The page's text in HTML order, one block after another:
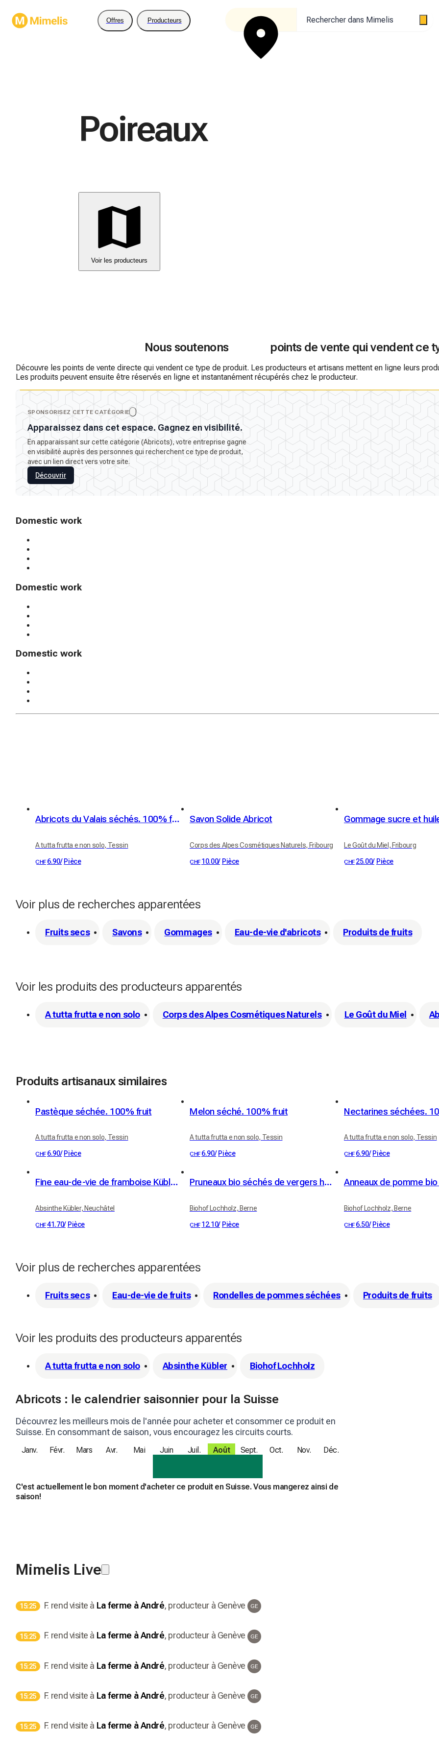
Offres Producteurs Rechercher dans Mimelis
Poireaux
Voir les producteurs
Nous soutenons points de vente qui vendent ce
Découvre les points de vente directe qui vendent ce type de produit. Les producteurs et artisans mettent en ligne leurs
Les produits peuvent ensuite être réservés en ligne et instantanément récupérés chez le producteur.
SPONSORISEZ CETTE CATÉGORIE
Apparaissez dans cet espace. Gagnez en visibilité.
En apparaissant sur cette catégorie (Abricots), votre entreprise gagne
en visibilité auprès des personnes qui recherchent ce type de produit,
avec un lien direct vers votre site.
Découvrir
Domestic work
Domestic work
Domestic work
Abricots du Valais séchés. 100% fruit
A tutta frutta e non solo, Tessin
CHF 6.90/ Pièce
Savon Solide Abricot
Corps des Alpes Cosmétiques Naturels, Fribourg
CHF 10.00/ Pièce
Le Goût du Miel, Fribourg
CHF 25.00/ Pièce
Voir plus de recherches apparentées
Fruits secs Savons Gommages Eau-de-vie d'abricots Produits de fruits
Voir les produits des producteurs apparentés
A tutta frutta e non solo Corps des Alpes Cosmétiques Naturels Le Goût du Miel
Produits artisanaux similaires
Pastèque séchée. 100% fruit
A tutta frutta e non solo, Tessin
CHF 6.90/ Pièce
Melon séché. 100% fruit
A tutta frutta e non solo, Tessin
CHF 6.90/ Pièce
Nectarines séchées.
A tutta frutta e non solo, Tessin
CHF 6.90/ Pièce
Fine eau-de-vie de framboise Kübler 41% vol. 50cl
Absinthe Kübler, Neuchâtel
CHF41.70/ Pièce
Pruneaux bio séchés de vergers haute-tige 100g
Biohof Lochholz, Berne
CHF 12.10/ Pièce
Biohof Lochholz, Berne
CHF 6.50/ Pièce
Voir plus de recherches apparentées
Fruits secs Eau-de-vie de fruits Rondelles de pommes séchées Produits de fruits
Voir les produits des producteurs apparentés
A tutta frutta e non solo Absinthe Kübler Biohof Lochholz
Abricots : le calendrier saisonnier pour la Suisse
Découvrez les meilleurs mois de l'année pour acheter et consommer ce produit en
Suisse. En consommant de saison, vous encouragez les circuits courts.
Janv. Févr. Mars Avr. Mai Juin Juil. Août Sept. Oct. Nov. Déc.
C'est actuellement le bon moment d'acheter ce produit en Suisse. Vous mangerez ainsi de
saison!
Mimelis Live
15:25 F. rend visite à La ferme à André, producteur à Genève GE
15:25 F. rend visite à La ferme à André, producteur à Genève GE
15:25 F. rend visite à La ferme à André, producteur à Genève GE
15:25 F. rend visite à La ferme à André, producteur à Genève GE
15:25 F. rend visite à La ferme à André, producteur à Genève GE